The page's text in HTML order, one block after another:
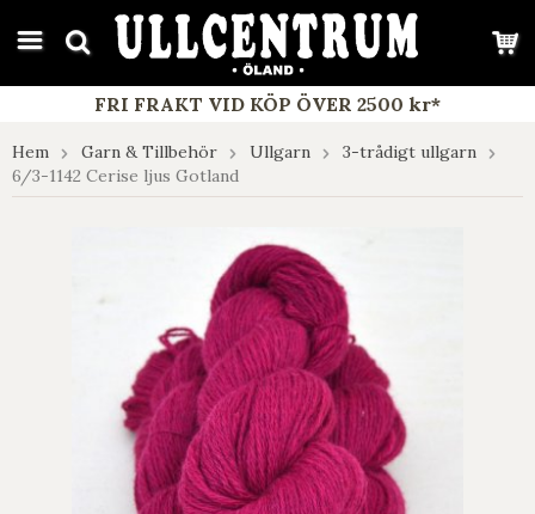
google-site-verification: google7e4b1026db5d9f32.html
FRI FRAKT VID KÖP ÖVER 2500 kr*
Hem Garn & Tillbehör Ullgarn
3-trådigt ullgarn
6/3-1142 Cerise ljus Gotland